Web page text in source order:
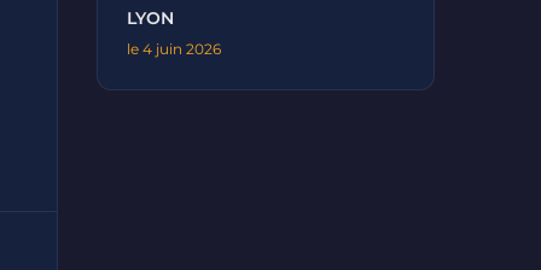
LYON
le 4 juin 2026